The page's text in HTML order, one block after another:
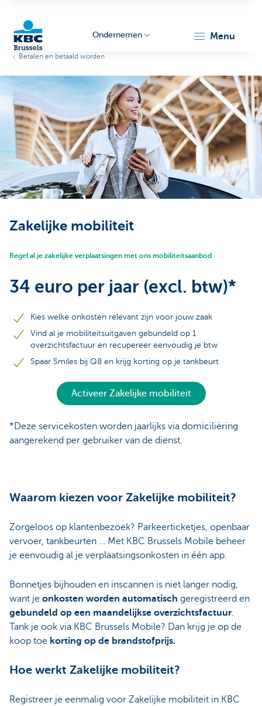
Ondernemers
Ondernemen menu
Betalen en betaald worden
Zakelijke mobiliteit
Regel al je zakelijke verplaatsingen met ons mobiliteitsaanbod
34 euro per jaar (excl. btw)*
Kies welke onkosten relevant zijn voor jouw zaak
Vind al je mobiliteitsuitgaven gebundeld op 1
overzichtsfactuur en recupereer eenvoudig je btw
Spaar Smiles bij Q8 en krijg korting op je tankbeurt
Activeer Zakelijke mobiliteit
*Deze servicekosten worden jaarlijks via domiciliëring
aangerekend per gebruiker van de dienst.
Waarom kiezen voor Zakelijke mobiliteit?
Zorgeloos op klantenbezoek? Parkeerticketjes, openbaar
vervoer, tankbeurten … Met KBC Brussels Mobile beheer
je eenvoudig al je verplaatsingsonkosten in één app.
Bonnetjes bijhouden en inscannen is niet langer nodig,
want je onkosten worden automatisch geregistreerd en
gebundeld op een maandelijkse overzichtsfactuur.
Tank je ook via KBC Brussels Mobile? Dan krijg je op de
koop toe korting op de brandstofprijs.
Hoe werkt Zakelijke mobiliteit?
Registreer je eenmalig voor Zakelijke mobiliteit in KBC